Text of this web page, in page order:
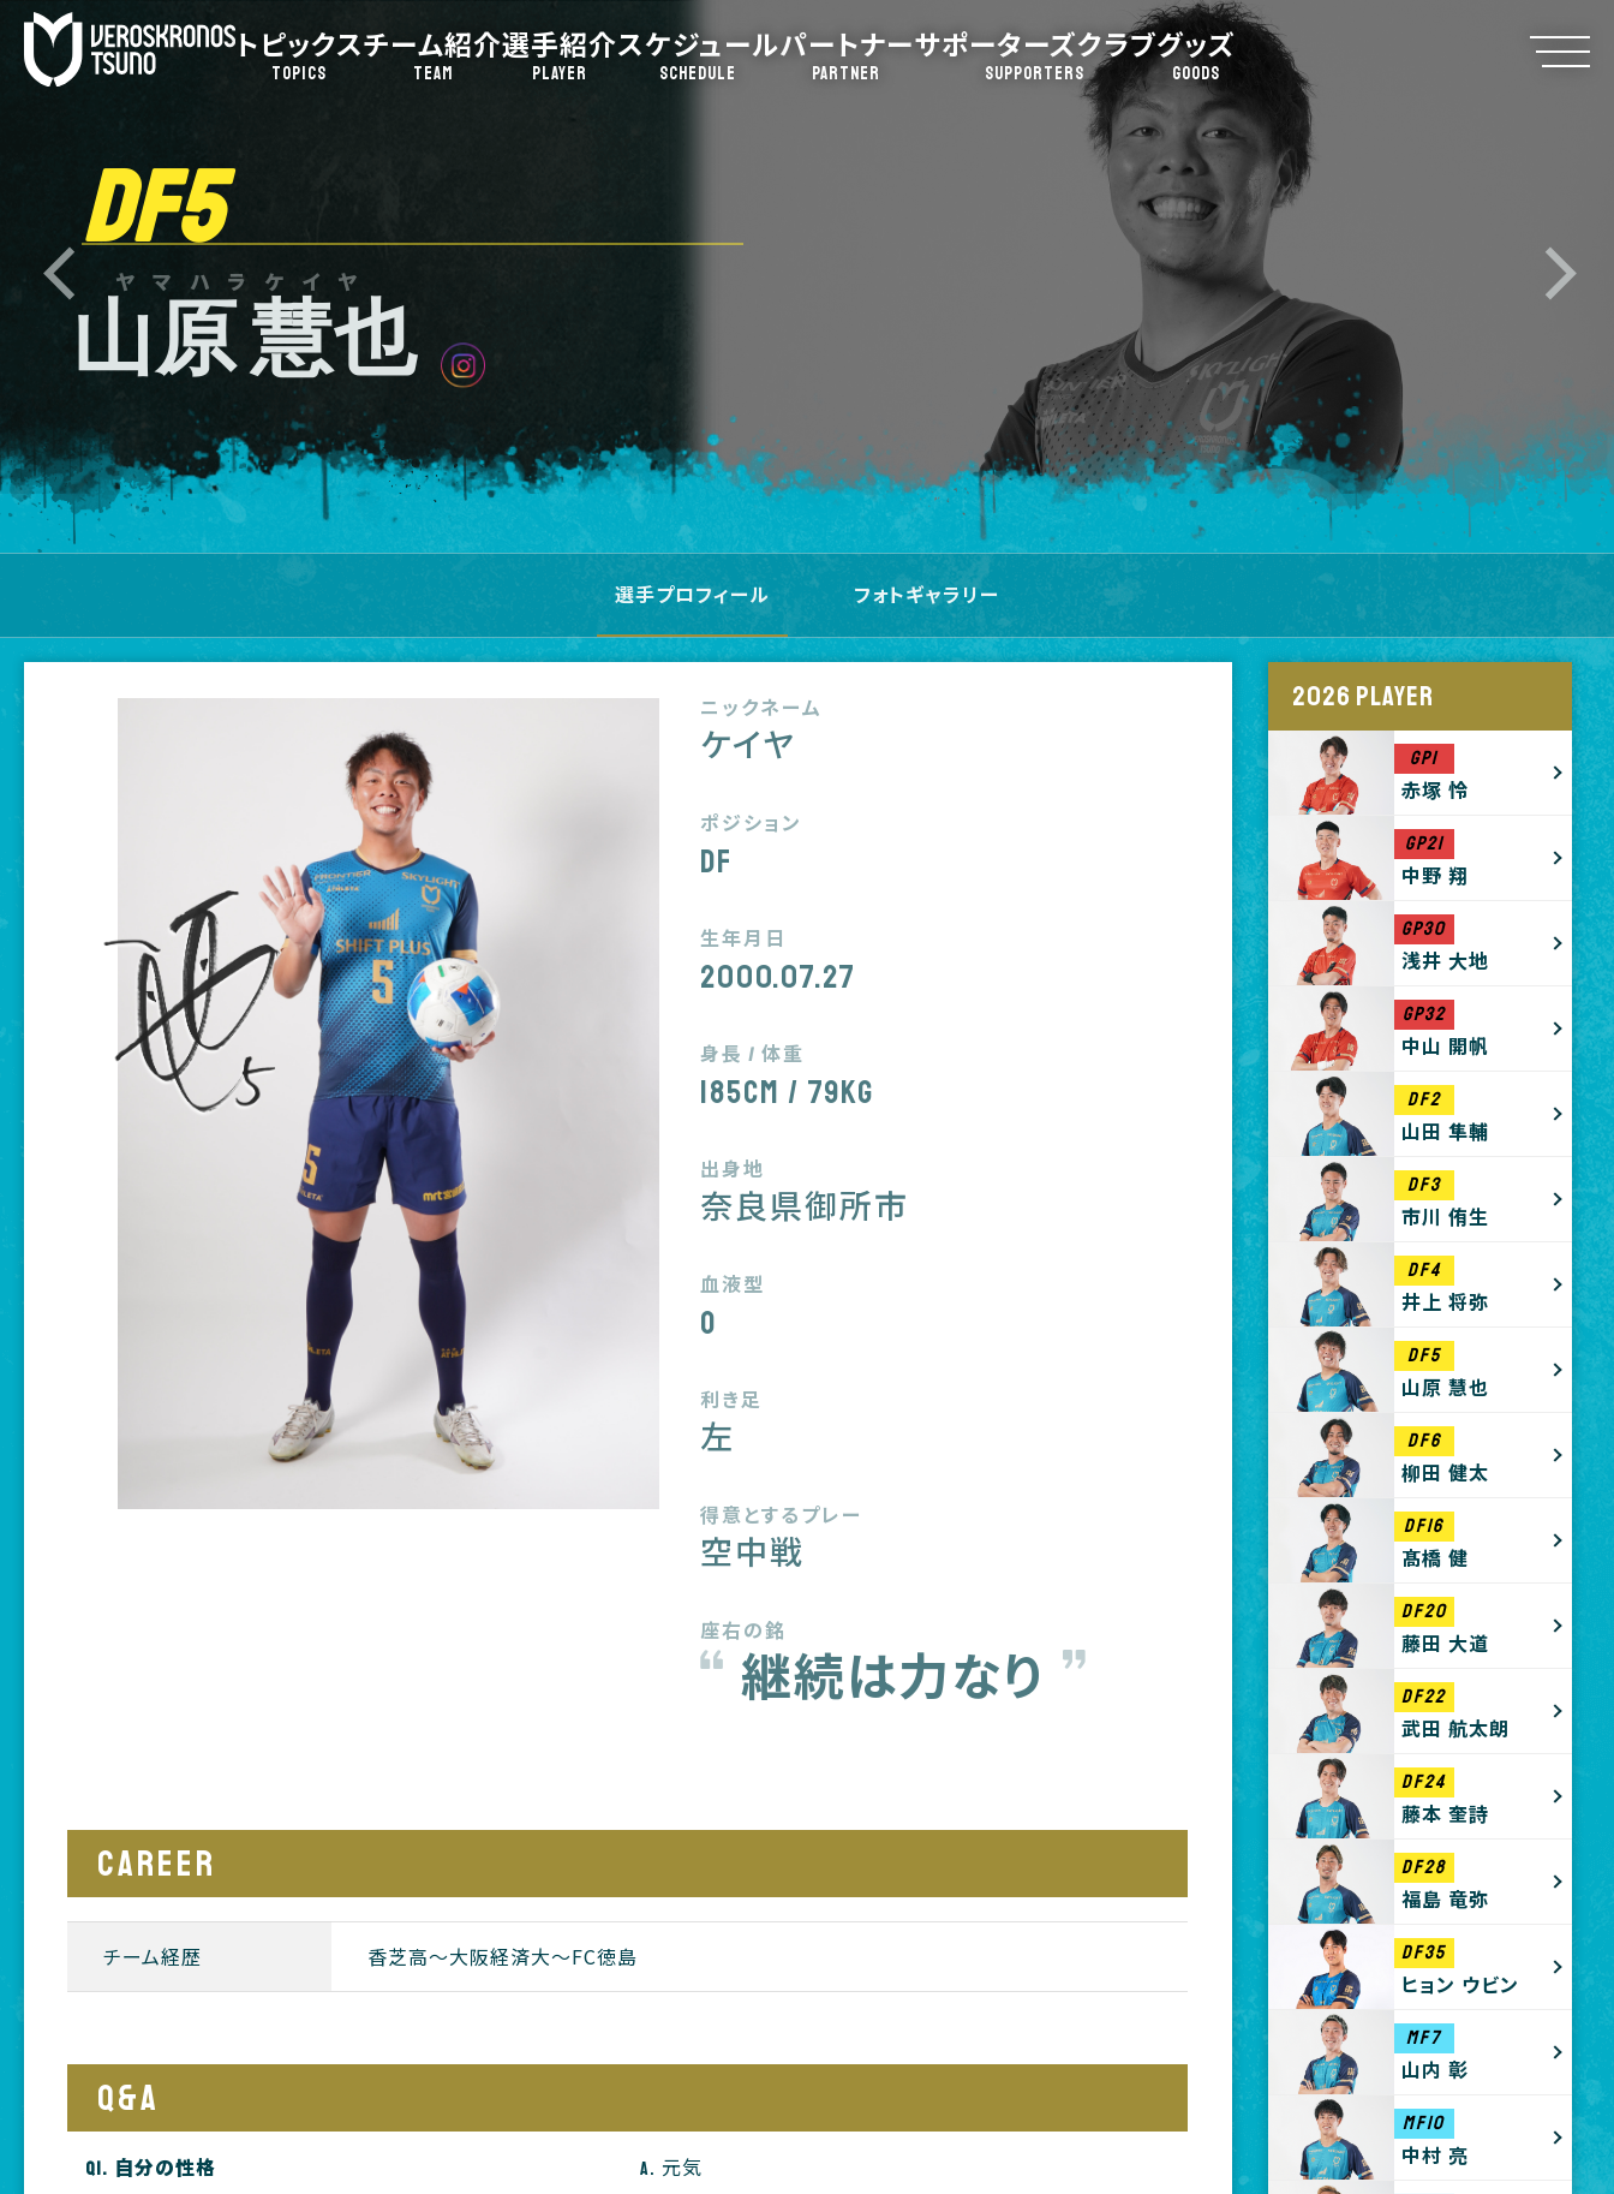
トピックス
TOPICS
チーム紹介
TEAM
選手紹介
PLAYER
スケジュール
SCHEDULE
パートナー
PARTNER
サポーターズクラブ
SUPPORTERS
グッズ
GOODS
DF5
ヤマハラケイヤ
山原 慧也
選手プロフィール フォトギャラリー
ニックネーム
ケイヤ
ポジション
DF
生年月日
2000.07.27
身長 / 体重
185cm / 79kg
出身地
奈良県御所市
血液型
O
利き足
左
得意とするプレー
空中戦
座右の銘
継続は力なり
CAREER
チーム経歴 香芝高〜大阪経済大〜FC徳島
Q&A
自分の性格 元気
2026 PLAYER
GP1
赤塚 怜
GP21
中野 翔
GP30
浅井 大地
GP32
中山 開帆
DF2
山田 隼輔
DF3
市川 侑生
DF4
井上 将弥
DF5
山原 慧也
DF6
柳田 健太
DF16
髙橋 健
DF20
藤田 大道
DF22
武田 航太朗
DF24
藤本 奎詩
DF28
福島 竜弥
DF35
ヒョン ウビン
MF7
山内 彰
MF10
中村 亮